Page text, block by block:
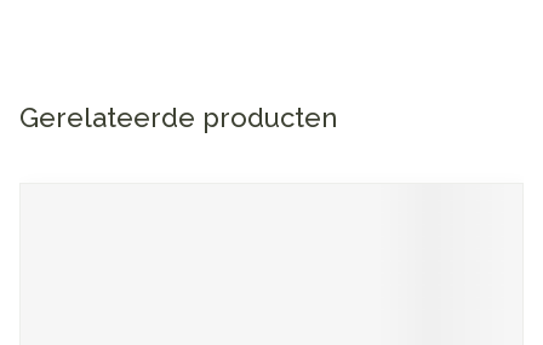
Gerelateerde producten